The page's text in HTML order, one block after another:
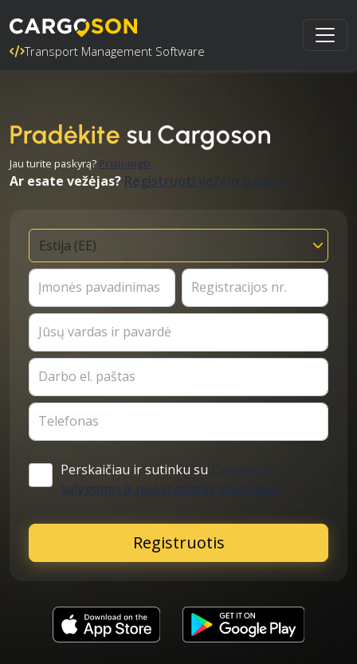
Transport Management Software
Pradėkite su Cargoson
Jau turite paskyrą? Prisijungti
Ar esate vežėjas? Registruoti vežėjo paskyrą
Įmonės pavadinimas Registracijos nr.
Jūsų vardas ir pavardė
Darbo el. paštas
Telefonas
Perskaičiau ir sutinku su
sąlygomis ir nuostatomis klientams
Registruotis